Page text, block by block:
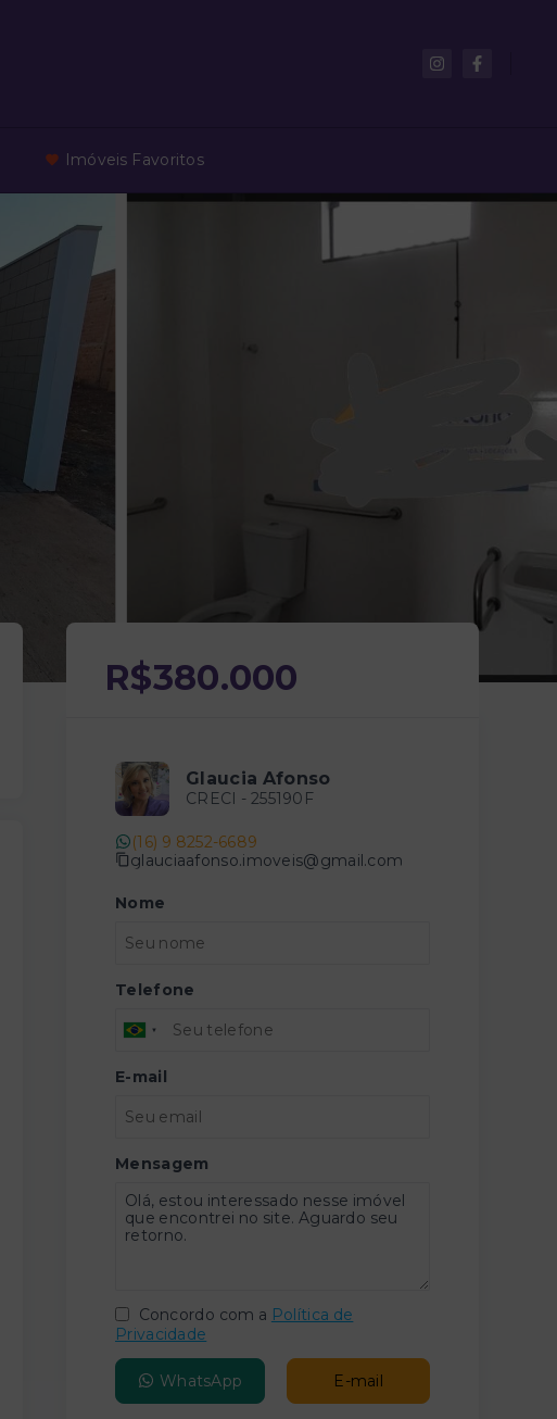
Imóveis Favoritos
R$380.000
Glaucia Afonso
CRECI - 255190F
(16) 9 8252-6689
glauciaafonso.imoveis@gmail.com
Nome
Telefone
E-mail
Mensagem
Concordo com a Política de
Privacidade
WhatsApp E-mail